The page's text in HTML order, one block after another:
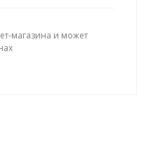
магазина и может